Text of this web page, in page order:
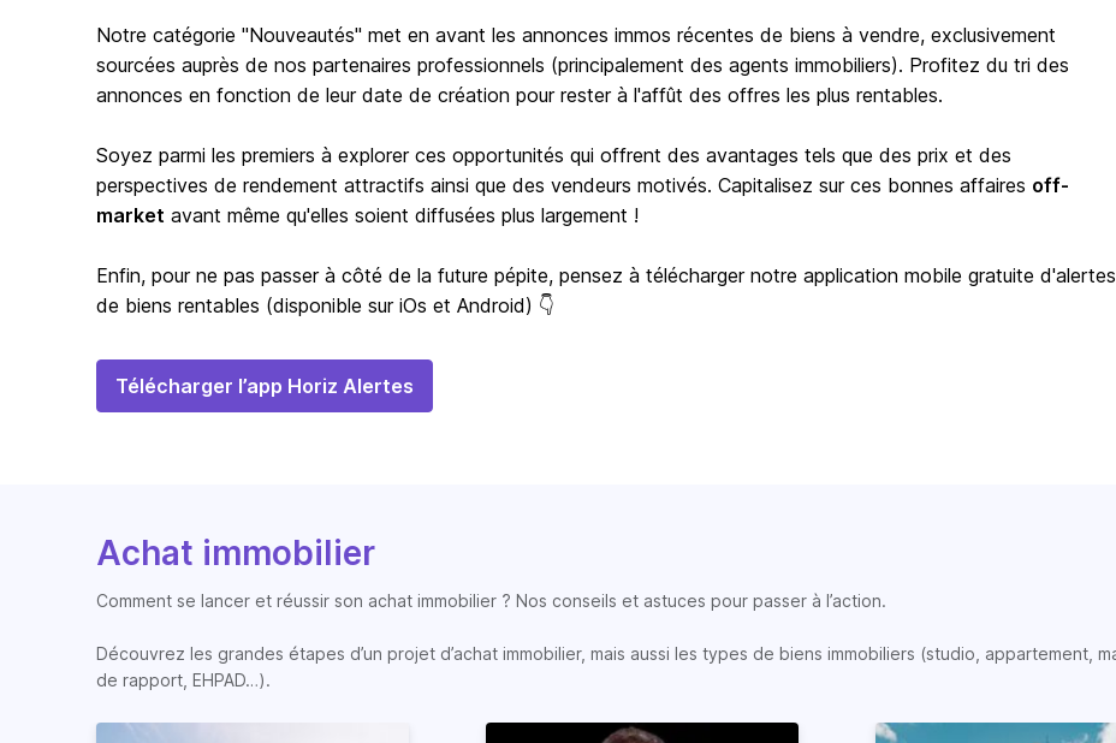
Notre catégorie "Nouveautés" met en avant les annonces immos récentes de biens à vendre, exclusivement
sourcées auprès de nos partenaires professionnels (principalement des agents immobiliers). Profitez du tri des
annonces en fonction de leur date de création pour rester à l'affût des offres les plus rentables.
Soyez parmi les premiers à explorer ces opportunités qui offrent des avantages tels que des prix et des
perspectives de rendement attractifs ainsi que des vendeurs motivés. Capitalisez sur ces bonnes affaires off-
market avant même qu'elles soient diffusées plus largement !
Enfin, pour ne pas passer à côté de la future pépite, pensez à télécharger notre application mobile gratuite d'alertes
de biens rentables (disponible sur iOs et Android) 👇
Télécharger l’app Horiz Alertes
Achat immobilier
Comment se lancer et réussir son achat immobilier ? Nos conseils et astuces pour passer à l’action.
Découvrez les grandes étapes d’un projet d’achat immobilier, mais aussi les types de biens immobiliers (studio, appartement,
de rapport, EHPAD…).